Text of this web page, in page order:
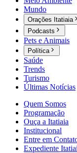
Mundo
Orações Itatiaia
Podcasts
Pets e Animais
Política
Saúde
Trends
Turismo
Últimas Notícias
Quem Somos
Programação
Ouça a Itatiaia
Institucional
Entre em
Expediente